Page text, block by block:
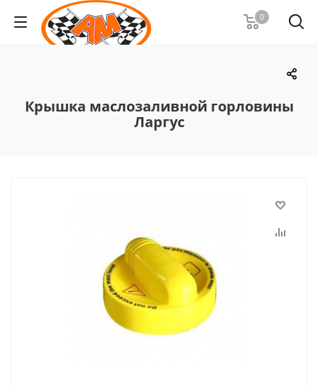
0
Крышка маслозаливной горловины
Ларгус